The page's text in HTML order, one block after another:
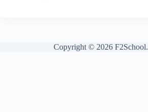
Copyright © 2026 F2School.